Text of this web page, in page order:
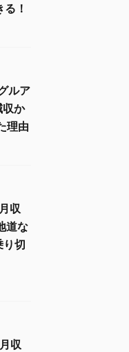
！
ルア
収か
理由
収
道な
り切
収